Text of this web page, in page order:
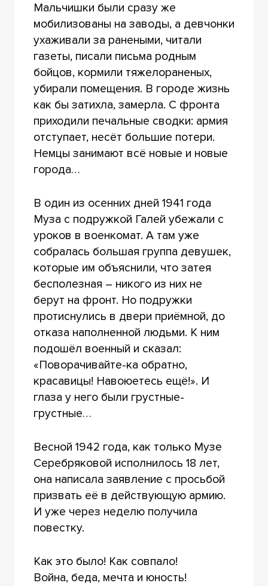
Мальчишки были сразу же
мобилизованы на заводы, а девчонки
ухаживали за ранеными, читали
газеты, писали письма родным
бойцов, кормили тяжелораненых,
убирали помещения. В городе жизнь
как бы затихла, замерла. С фронта
приходили печальные сводки: армия
отступает, несёт большие потери.
Немцы занимают всё новые и новые
города…
В один из осенних дней 1941 года
Муза с подружкой Галей убежали с
уроков в военкомат. А там уже
собралась большая группа девушек,
которые им объяснили, что затея
бесполезная – никого из них не
берут на фронт. Но подружки
протиснулись в двери приёмной, до
отказа наполненной людьми. К ним
подошёл военный и сказал:
«Поворачивайте-ка обратно,
красавицы! Навоюетесь ещё!». И
глаза у него были грустные-
грустные…
Весной 1942 года, как только Музе
Серебряковой исполнилось 18 лет,
она написала заявление с просьбой
призвать её в действующую армию.
И уже через неделю получила
повестку.
Как это было! Как совпало!
Война, беда, мечта и юность!